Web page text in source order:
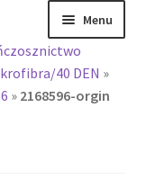
Menu
40 DEN »
» 2168596-orgin